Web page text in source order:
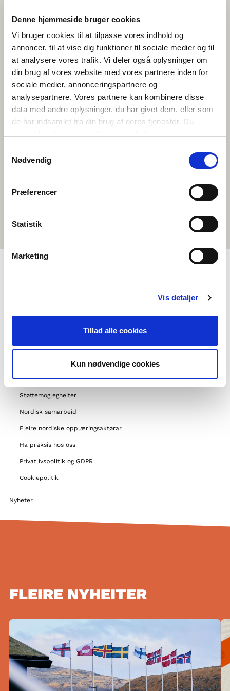
Denne hjemmeside bruger cookies
Vi bruger cookies til at tilpasse vores indhold og
annoncer, til at vise dig funktioner til sociale medier og til
at analysere vores trafik. Vi deler også oplysninger om
din brug af vores website med vores partnere inden for
sociale medier, annonceringspartnere og
analysepartnere. Vores partnere kan kombinere disse
data med andre oplysninger, du har givet dem, eller som
de har indsamlet fra din brug af deres tjenester. Du
Nødvendig
Præferencer
Statistik
Marketing
Vis detaljer
Tillad alle cookies
Kun nødvendige cookies
Ofte stilte spørsmål
Om Foreininga Norden
Våre andre prosjekt
Støttemoglegheiter
Nordisk samarbeid
Fleire nordiske opplæringsaktørar
Ha praksis hos oss
Privatlivspolitik og GDPR
Cookiepolitik
Nyheter
Uppmuntra eleverna att vara öppna, lyssna aktivt och
förstå allt, det viktiga är att försöka.
5. FÖLJ UPP EFTERÅT
svårt, och vad eleverna lärde sig. Många tycker det är
roligt och vill gärna delta igen, ett tecken på att
TESTA MED DIN KLASS!
FLEIRE NYHEITER